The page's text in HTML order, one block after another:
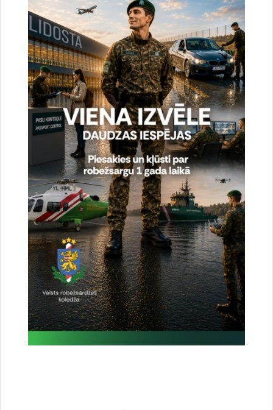
tīmekļvietnē sadaļā"Profesionālās tālākizglītības programma
“Robežapsardze””.
Aicinām visus, kuri ir vēlās uzsākt vai mainīt savu karjeru,
pievienoties Valsts robežsardzes komandai un kopā rūpēties
par drošu nākotni!
Saistītas tēmas
Uzņemšana VRK
Drukāt lapu
Dalīties